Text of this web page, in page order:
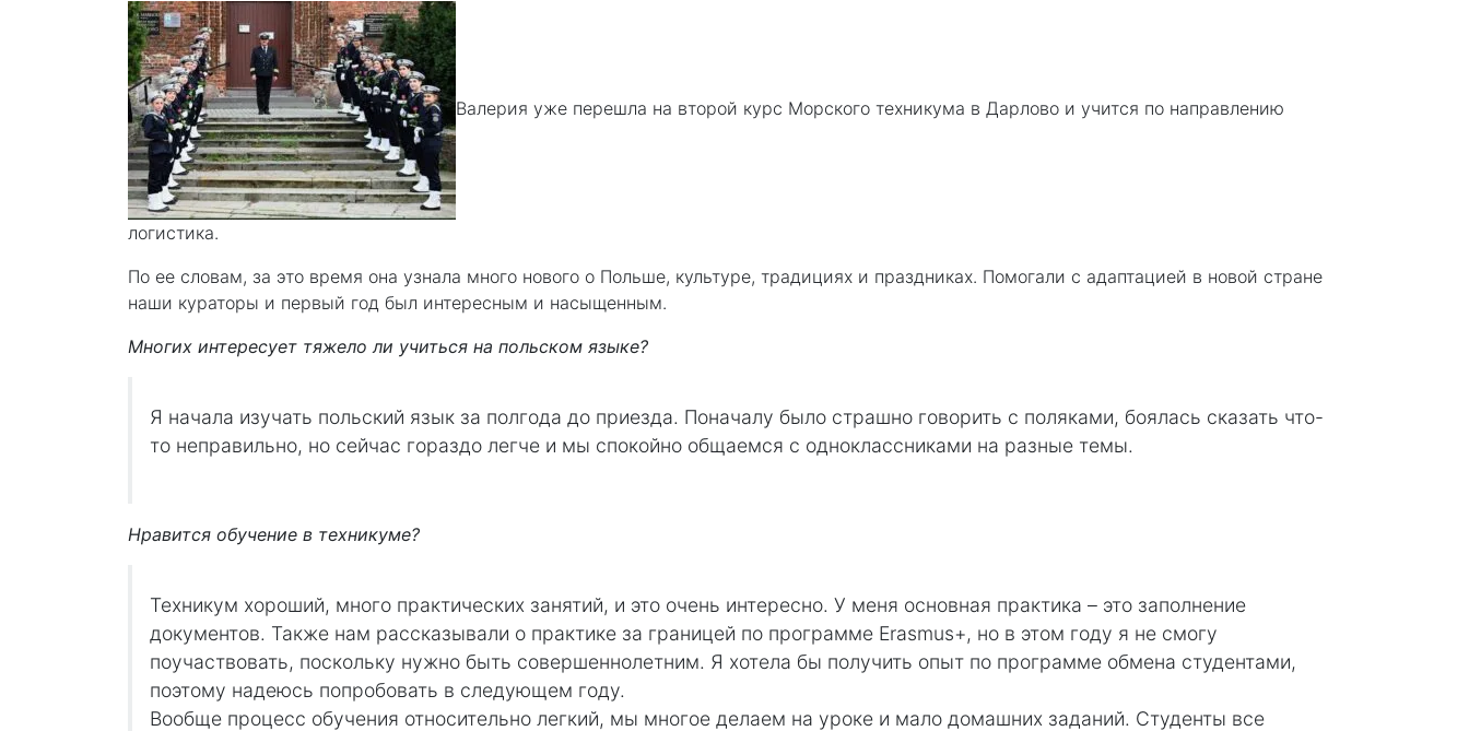
Валерия уже перешла на второй курс Морского техникума в Дарлово и учится по направлению
логистика.
По ее словам, за это время она узнала много нового о Польше, культуре, традициях и праздниках. Помогали с адаптацией в новой стране
наши кураторы и первый год был интересным и насыщенным.
Многих интересует тяжело ли учиться на польском языке?
Я начала изучать польский язык за полгода до приезда. Поначалу было страшно говорить с поляками, боялась сказать что-
то неправильно, но сейчас гораздо легче и мы спокойно общаемся с одноклассниками на разные темы.
Нравится обучение в техникуме?
Техникум хороший, много практических занятий, и это очень интересно. У меня основная практика – это заполнение
документов. Также нам рассказывали о практике за границей по программе Erasmus+, но в этом году я не смогу
поучаствовать, поскольку нужно быть совершеннолетним. Я хотела бы получить опыт по программе обмена студентами,
поэтому надеюсь попробовать в следующем году.
Вообще процесс обучения относительно легкий, мы многое делаем на уроке и мало домашних заданий. Студенты все